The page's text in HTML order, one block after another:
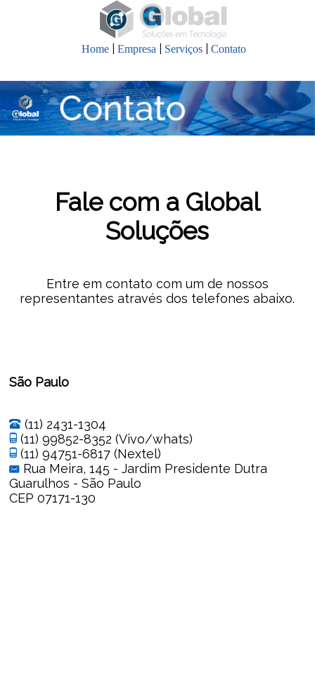
Home Empresa Serviços Contato
Fale com a Global
Soluções
Entre em contato com um de nossos
representantes através dos telefones abaixo.
São Paulo
(11) 2431-1304
(11) 99852-8352 (Vivo/whats)
(11) 94751-6817 (Nextel)
Rua Meira, 145 - Jardim Presidente Dutra
Guarulhos - São Paulo
CEP 07171-130